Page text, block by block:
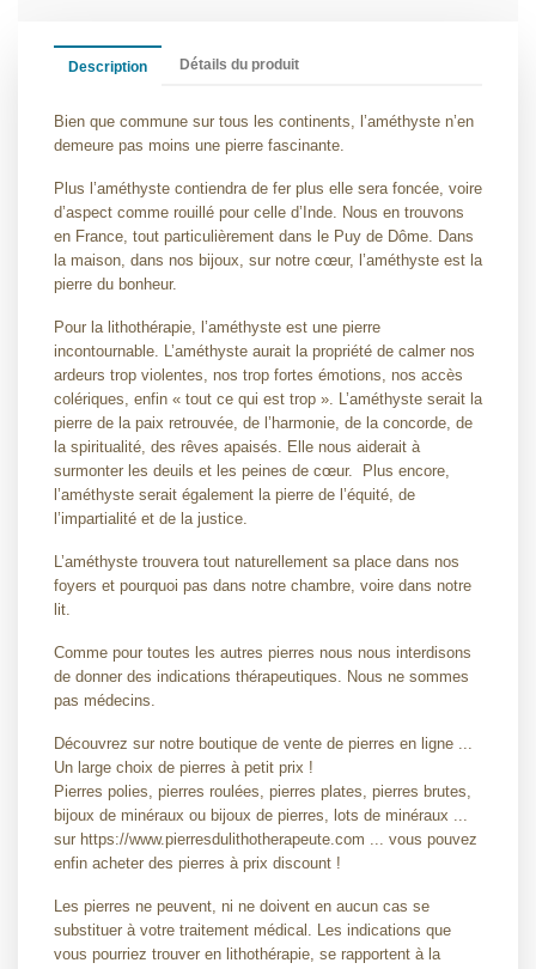
Description Détails du produit
Bien que commune sur tous les continents, l’améthyste n’en
demeure pas moins une pierre fascinante.
Plus l’améthyste contiendra de fer plus elle sera foncée, voire
d’aspect comme rouillé pour celle d’Inde. Nous en trouvons
en France, tout particulièrement dans le Puy de Dôme. Dans
la maison, dans nos bijoux, sur notre cœur, l’améthyste est la
pierre du bonheur.
Pour la lithothérapie, l’améthyste est une pierre
incontournable. L’améthyste aurait la propriété de calmer nos
ardeurs trop violentes, nos trop fortes émotions, nos accès
colériques, enfin « tout ce qui est trop ». L’améthyste serait la
pierre de la paix retrouvée, de l’harmonie, de la concorde, de
la spiritualité, des rêves apaisés. Elle nous aiderait à
surmonter les deuils et les peines de cœur.
Plus encore,
l’améthyste serait également la pierre de l’équité, de
l’impartialité et de la justice.
L’améthyste trouvera tout naturellement sa place dans nos
foyers et pourquoi pas dans notre chambre, voire dans notre
lit.
Comme pour toutes les autres pierres nous nous interdisons
de donner des indications thérapeutiques. Nous ne sommes
pas médecins.
Découvrez sur notre boutique de vente de pierres en ligne ...
Un large choix de pierres à petit prix !
Pierres polies, pierres roulées, pierres plates, pierres brutes,
bijoux de minéraux ou bijoux de pierres, lots de minéraux ...
sur https://www.pierresdulithotherapeute.com ... vous pouvez
enfin acheter des pierres à prix discount !
Les pierres ne peuvent, ni ne doivent en aucun cas se
substituer à votre traitement médical. Les indications que
vous pourriez trouver en lithothérapie, se rapportent à la